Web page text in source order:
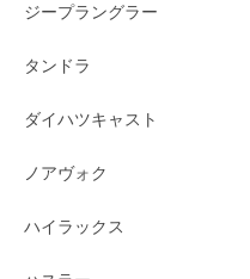
ジープラングラー
タンドラ
ダイハツキャスト
ノアヴォク
ハイラックス